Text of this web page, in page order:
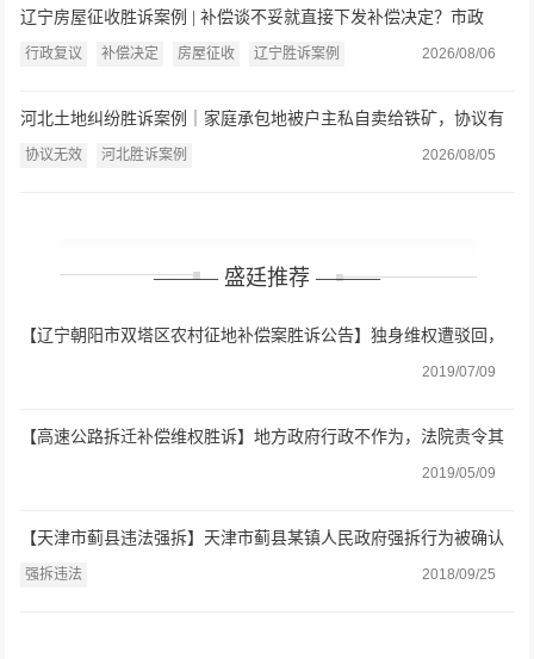
辽宁房屋征收胜诉案例 | 补偿谈不妥就直接下发补偿决定？市政
府：认定事实不清、程序严重违法
行政复议 补偿决定 房屋征收 辽宁胜诉案例 2026/08/06
河北土地纠纷胜诉案例｜家庭承包地被户主私自卖给铁矿，协议有
效还是无效？法院：违反强制性规定，协议无效
协议无效 河北胜诉案例 2026/08/05
——— 盛廷推荐 ———
【辽宁朝阳市双塔区农村征地补偿案胜诉公告】独身维权遭驳回，
2019/07/09
【高速公路拆迁补偿维权胜诉】地方政府行政不作为，法院责令其
2019/05/09
【天津市蓟县违法强拆】天津市蓟县某镇人民政府强拆行为被确认
违法
强拆违法 2018/09/25